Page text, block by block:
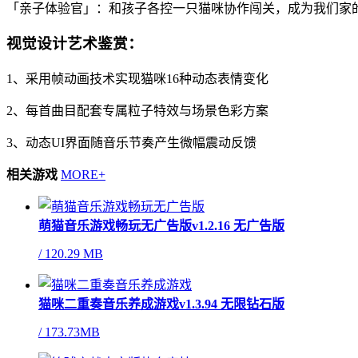
「亲子体验官」：和孩子各控一只猫咪协作闯关，成为我们家
视觉设计艺术鉴赏：
1、采用帧动画技术实现猫咪16种动态表情变化
2、每首曲目配套专属粒子特效与场景色彩方案
3、动态UI界面随音乐节奏产生微幅震动反馈
相关游戏 MORE+
萌猫音乐游戏畅玩无广告版v1.2.16 无广告版
/120.29 MB
猫咪二重奏音乐养成游戏v1.3.94 无限钻石版
/173.73MB